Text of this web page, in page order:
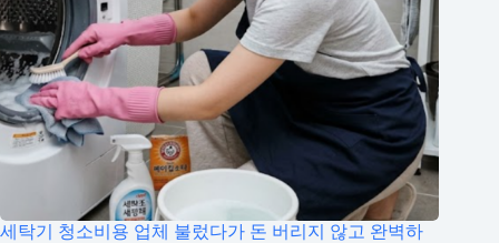
세탁기 청소비용 업체 불렀다가 돈 버리지 않고 완벽하